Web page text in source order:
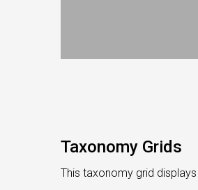
Taxonomy Grids
This taxonomy grid